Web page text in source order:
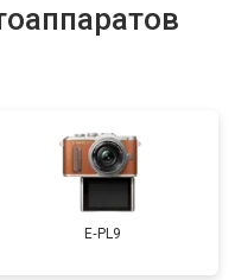
E‑PL9